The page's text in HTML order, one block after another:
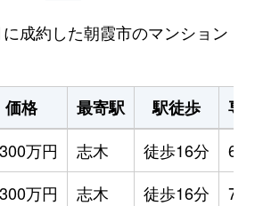
成約した朝霞市のマンション
価格 最寄駅 駅徒歩
専
万円 志木 徒歩16分
万円 志木 徒歩16分